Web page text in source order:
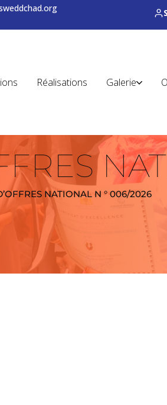
Réalisations Galerie
NATIONAL N ° 006/2026